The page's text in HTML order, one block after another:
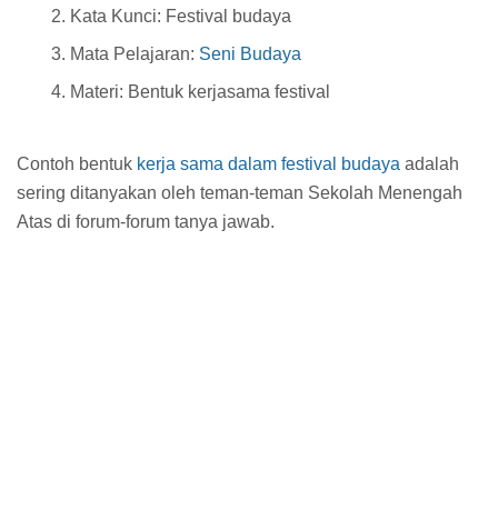
Kata Kunci: Festival budaya
Mata Pelajaran: Seni Budaya
Materi: Bentuk kerjasama festival
Contoh bentuk kerja sama dalam festival budaya adalah
sering ditanyakan oleh teman-teman Sekolah Menengah
Atas di forum-forum tanya jawab.